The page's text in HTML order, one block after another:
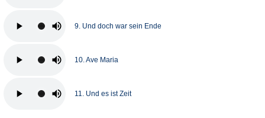
9. Und doch war sein Ende
10. Ave Maria
11. Und es ist Zeit